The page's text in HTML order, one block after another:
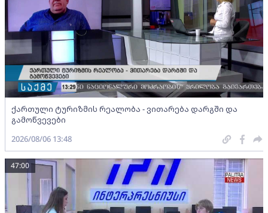
ქართული ტურიზმის რეალობა - ვითარება დარგში და
გამოწვევები
2026/08/06 13:48
47:00